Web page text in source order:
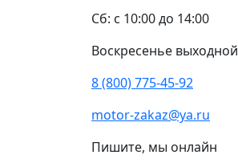
Сб: с 10:00 до 14:00
Воскресенье выходной
8 (800) 775-45-92
motor-zakaz@ya.ru
Пишите, мы онлайн